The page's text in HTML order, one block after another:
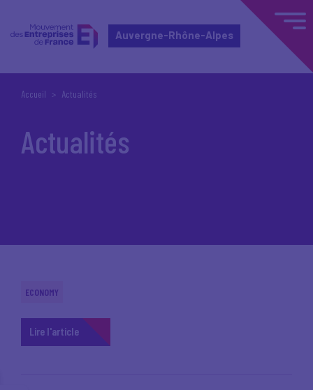
Auvergne-Rhône-Alpes
Accueil Actualités
Actualités
ECONOMY
Lire l'article